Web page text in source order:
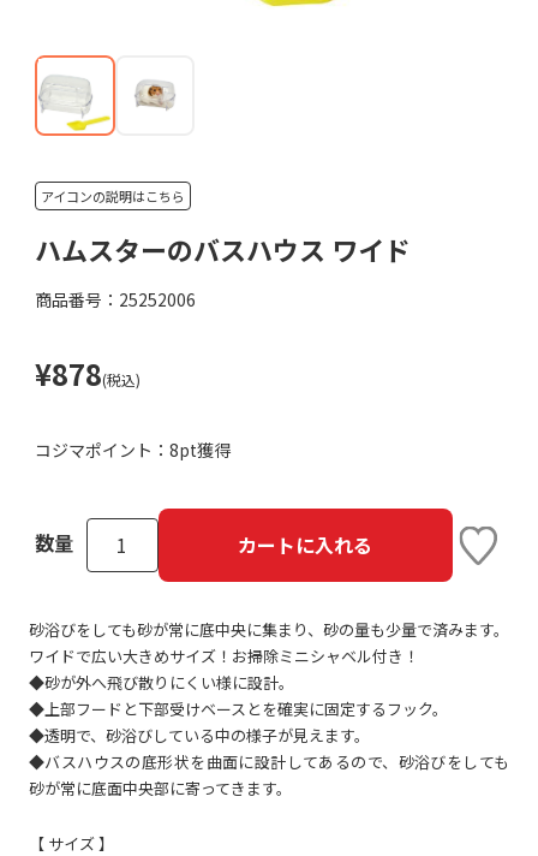
アイコンの説明はこちら
ハムスターのバスハウス ワイド
商品番号：25252006
¥878(税込)
コジマポイント： 8pt獲得
数量 カートに入れる
砂浴びをしても砂が常に底中央に集まり、砂の量も少量で済みます。
ワイドで広い大きめサイズ！お掃除ミニシャベル付き！
◆砂が外へ飛び散りにくい様に設計。
◆上部フードと下部受けベースとを確実に固定するフック。
◆透明で、砂浴びしている中の様子が見えます。
◆バスハウスの底形状を曲面に設計してあるので、砂浴びをしても
砂が常に底面中央部に寄ってきます。
【 サイズ 】